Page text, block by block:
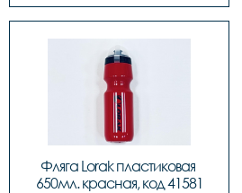
Фляга Lorak пластиковая
650мл. красная, код 41581